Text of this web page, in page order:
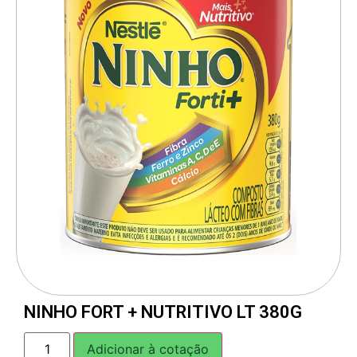
NINHO FORT + NUTRITIVO LT 380G
Adicionar à cotação